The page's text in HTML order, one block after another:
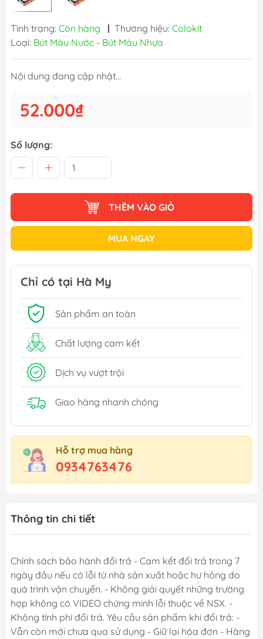
Tình trạng: Còn hàng | Thương hiệu: Colokit
Loại: Bút Màu Nước - Bút Màu Nhựa
Nội dung đang cập nhật...
52.000₫
Số lượng:
THÊM VÀO GIỎ
MUA NGAY
Chỉ có tại Hà My
Sản phẩm an toàn
Chất lượng cam kết
Dịch vụ vượt trội
Giao hàng nhanh chóng
Hỗ trợ mua hàng
0934763476
Thông tin chi tiết
Chính sách bảo hành đổi trả - Cam kết đổi trả trong 7
ngày đầu nếu có lỗi từ nhà sản xuất hoặc hư hỏng do
quá trình vận chuyển. - Không giải quyết những trường
hợp không có VIDEO chứng minh lỗi thuộc về NSX. -
Không tính phí đổi trả. Yêu cầu sản phẩm khi đổi trả: -
Vẫn còn mới chưa qua sử dụng - Giữ lại hóa đơn - Hàng